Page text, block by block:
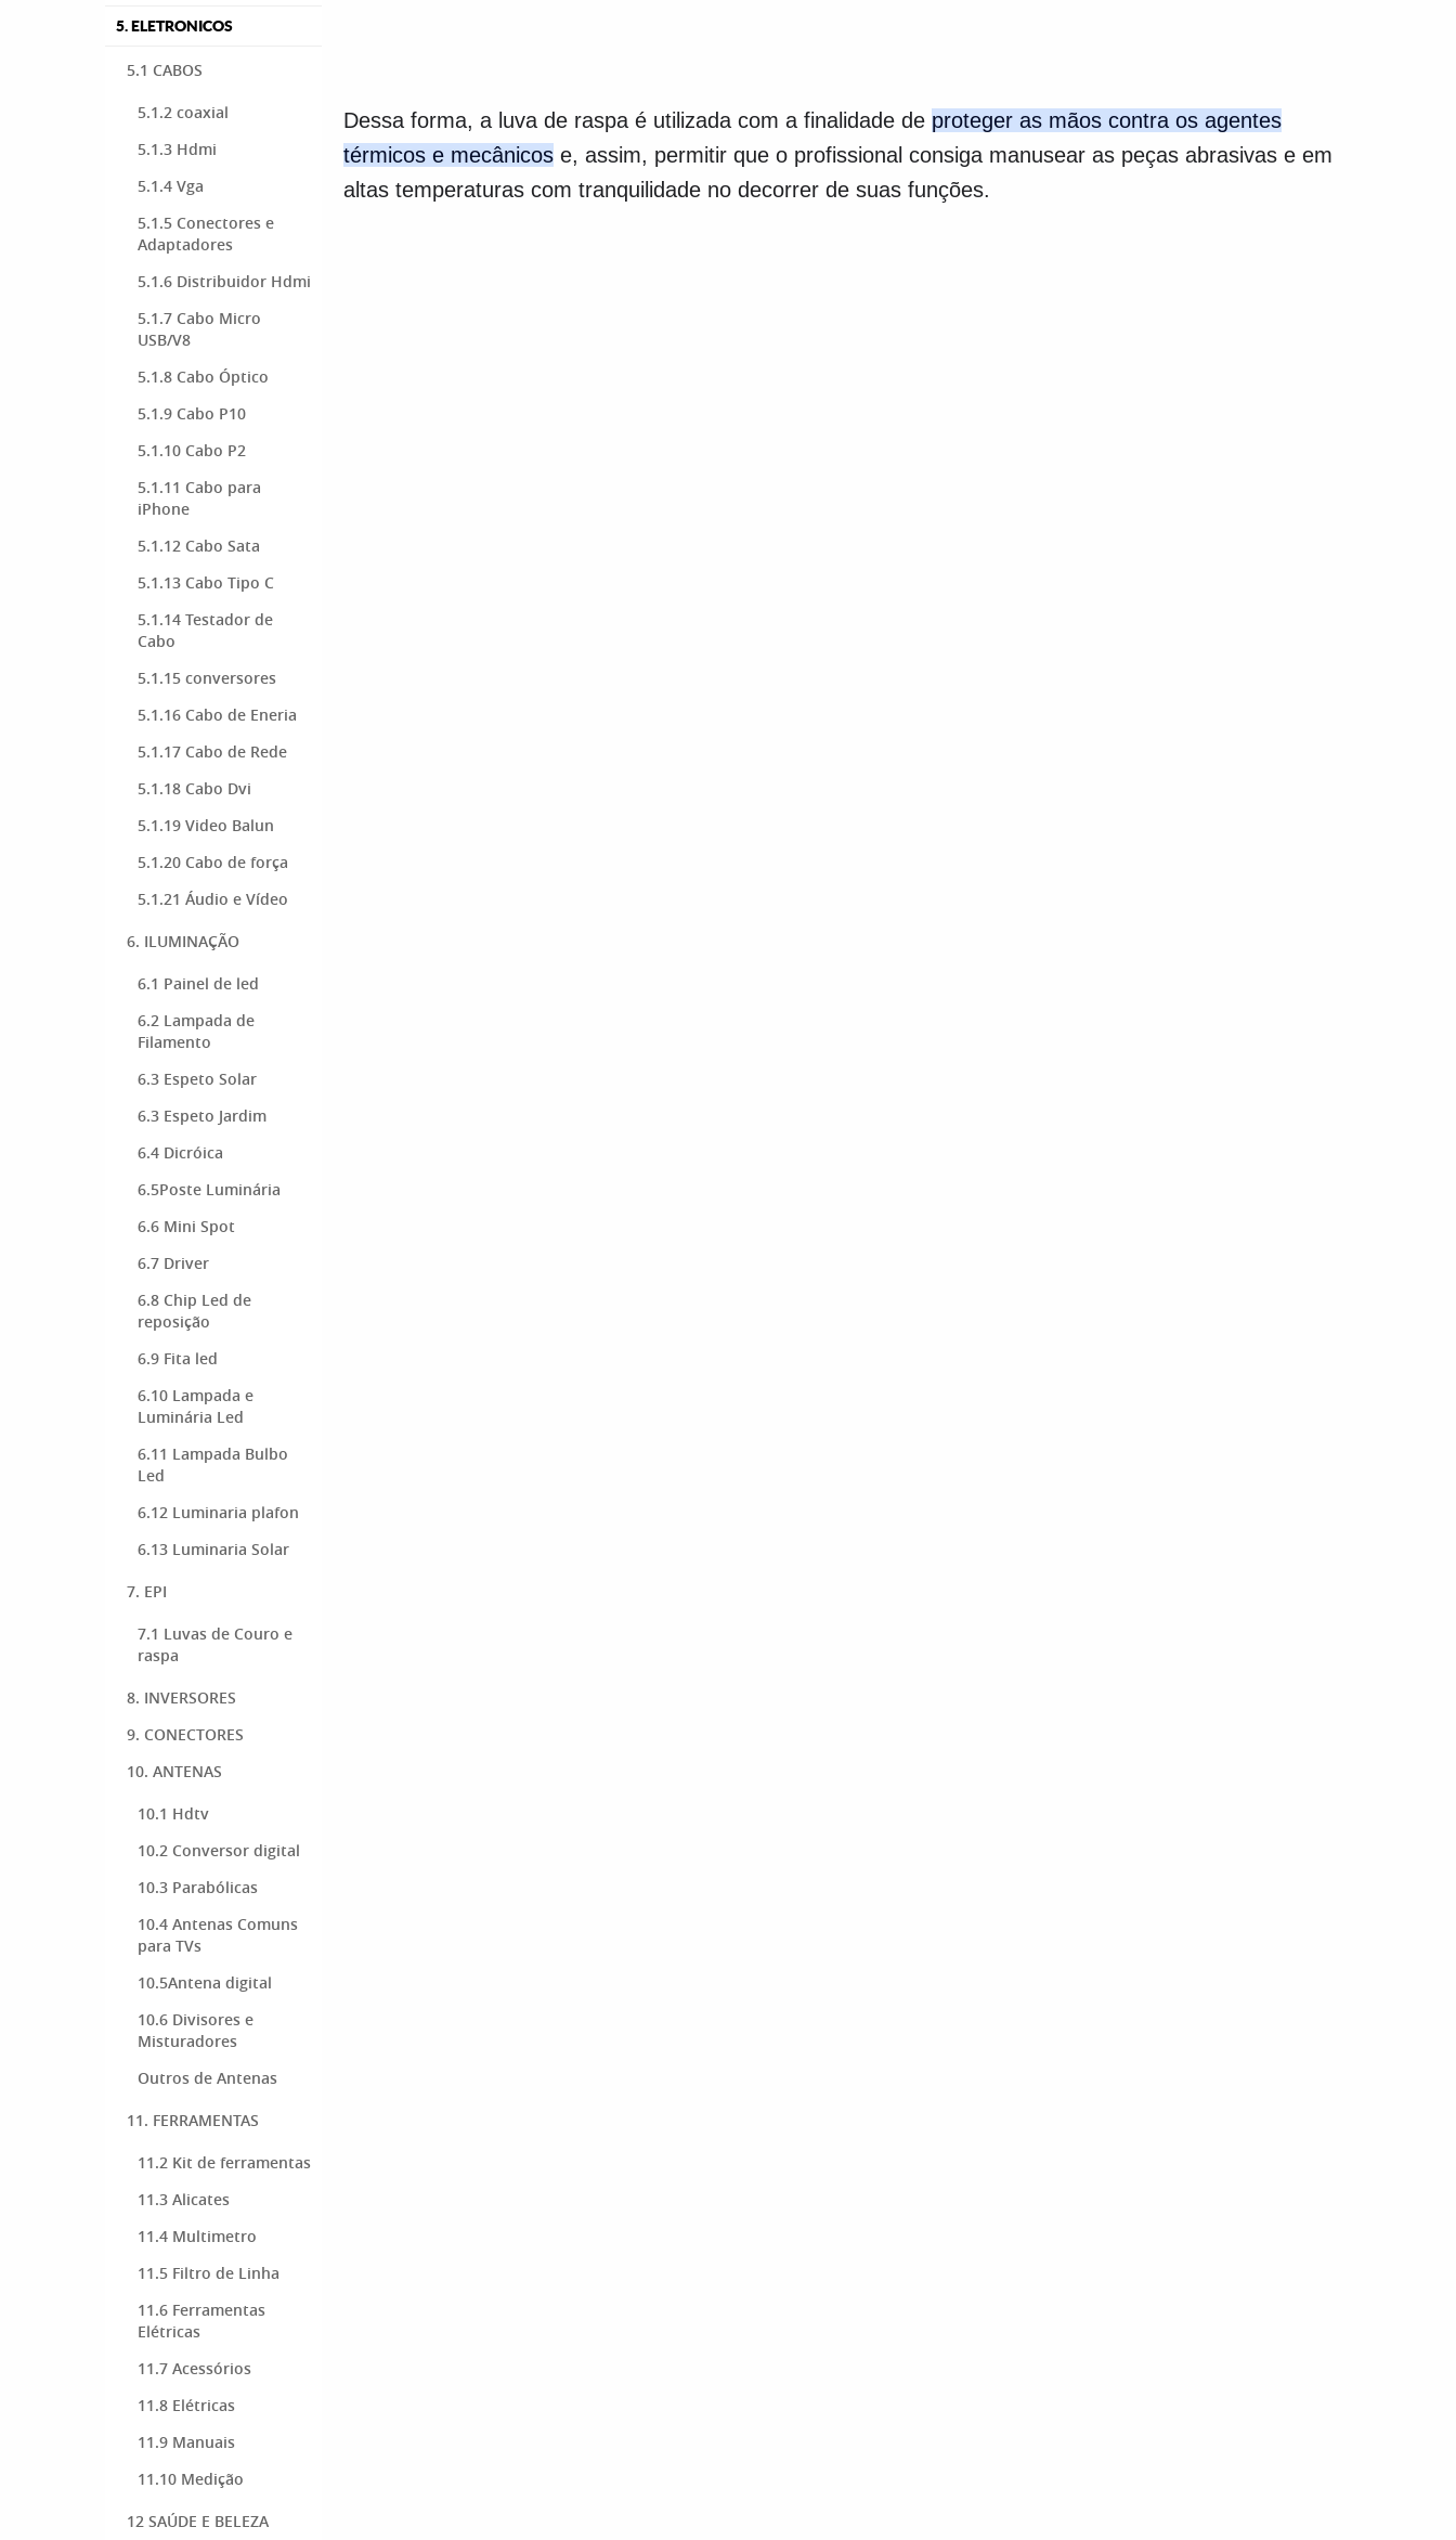
5. ELETRONICOS
5.1 CABOS
5.1.2 coaxial
5.1.3 Hdmi
5.1.4 Vga
5.1.5 Conectores e
Adaptadores
5.1.6 Distribuidor Hdmi
5.1.7 Cabo Micro
USB/V8
5.1.8 Cabo Óptico
5.1.9 Cabo P10
5.1.10 Cabo P2
5.1.11 Cabo para
iPhone
5.1.12 Cabo Sata
5.1.13 Cabo Tipo C
5.1.14 Testador de
Cabo
5.1.15 conversores
5.1.16 Cabo de Eneria
5.1.17 Cabo de Rede
5.1.18 Cabo Dvi
5.1.19 Video Balun
5.1.20 Cabo de força
5.1.21 Áudio e Vídeo
6. ILUMINAÇÃO
6.1 Painel de led
6.2 Lampada de
Filamento
6.3 Espeto Solar
6.3 Espeto Jardim
6.4 Dicróica
6.5Poste Luminária
6.6 Mini Spot
6.7 Driver
6.8 Chip Led de
reposição
6.9 Fita led
6.10 Lampada e
Luminária Led
6.11 Lampada Bulbo
Led
6.12 Luminaria plafon
6.13 Luminaria Solar
7. EPI
7.1 Luvas de Couro e
raspa
8. INVERSORES
9. CONECTORES
10. ANTENAS
10.1 Hdtv
10.2 Conversor digital
10.3 Parabólicas
10.4 Antenas Comuns
para TVs
10.5Antena digital
10.6 Divisores e
Misturadores
Outros de Antenas
11. FERRAMENTAS
11.2 Kit de ferramentas
11.3 Alicates
11.4 Multimetro
11.5 Filtro de Linha
11.6 Ferramentas
Elétricas
11.7 Acessórios
11.8 Elétricas
11.9 Manuais
11.10 Medição
12 SAÚDE E BELEZA
Dessa forma, a luva de raspa é utilizada com a finalidade de proteger as mãos contra os agentes
térmicos e mecânicos e, assim, permitir que o profissional consiga manusear as peças abrasivas e em
altas temperaturas com tranquilidade no decorrer de suas funções.